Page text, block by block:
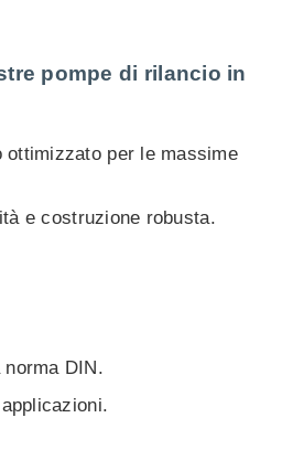
pompe di rilancio in
ottimizzato per le massime
e costruzione robusta.
DIN.